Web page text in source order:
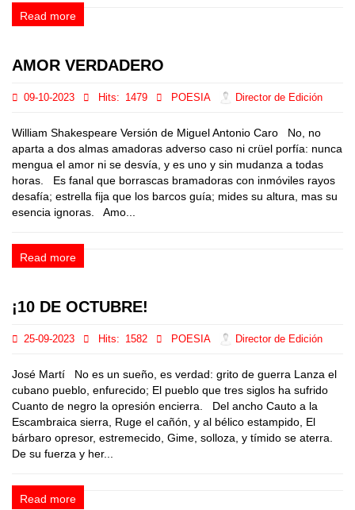
Read more
AMOR VERDADERO
09-10-2023 Hits: 1479 POESIA Director de Edición
William Shakespeare Versión de Miguel Antonio Caro No, no
aparta a dos almas amadoras adverso caso ni crüel porfía: nunca
mengua el amor ni se desvía, y es uno y sin mudanza a todas
horas. Es fanal que borrascas bramadoras con inmóviles rayos
desafía; estrella fija que los barcos guía; mides su altura, mas su
esencia ignoras. Amo...
Read more
¡10 DE OCTUBRE!
25-09-2023 Hits: 1582 POESIA Director de Edición
José Martí No es un sueño, es verdad: grito de guerra Lanza el
cubano pueblo, enfurecido; El pueblo que tres siglos ha sufrido
Cuanto de negro la opresión encierra. Del ancho Cauto a la
Escambraica sierra, Ruge el cañón, y al bélico estampido, El
bárbaro opresor, estremecido, Gime, solloza, y tímido se aterra.
De su fuerza y her...
Read more